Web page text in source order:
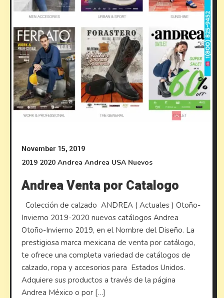
November 15, 2019
2019 2020 Andrea Andrea USA Nuevos
Andrea Venta por Catalogo
Colección de calzado ANDREA ( Actuales ) Otoño-
Invierno 2019-2020 nuevos catálogos Andrea
Otoño-Invierno 2019, en el Nombre del Diseño. La
prestigiosa marca mexicana de venta por catálogo,
te ofrece una completa variedad de catálogos de
calzado, ropa y accesorios para Estados Unidos.
Adquiere sus productos a través de la página
Andrea México o por […]